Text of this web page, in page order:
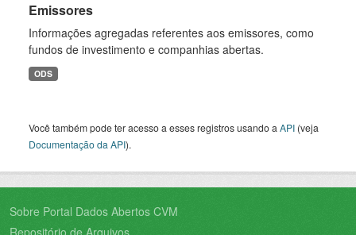
Emissores
Informações agregadas referentes aos emissores, como
fundos de investimento e companhias abertas.
ODS
Você também pode ter acesso a esses registros usando a API (veja
Documentação da API).
Sobre Portal Dados Abertos CVM
Repositório de Arquivos